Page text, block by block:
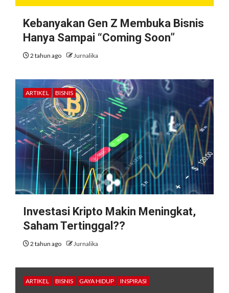
Kebanyakan Gen Z Membuka Bisnis
Hanya Sampai “Coming Soon”
2 tahun ago Jurnalika
ARTIKEL BISNIS
Investasi Kripto Makin Meningkat,
Saham Tertinggal??
2 tahun ago Jurnalika
ARTIKEL BISNIS GAYA HIDUP INSPIRASI